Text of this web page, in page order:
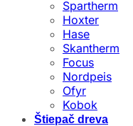
Spartherm
Hoxter
Hase
Skantherm
Focus
Nordpeis
Ofyr
Kobok
Štiepač dreva